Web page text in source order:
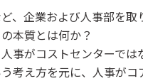
、企業および人事部を取
本質とは何か？
事がコストセンターで
考え方を元に、人事が